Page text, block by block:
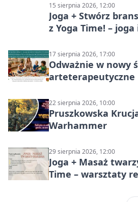
15 sierpnia 2026, 12:00
Joga + Stwórz
z Yoga Time! –
17 sierpnia 2026, 17:00
Odważnie w nowy
arteterapeutyczne
22 sierpnia 2026, 10:00
Pruszkowska
Warhammer
29 sierpnia 2026, 12:00
Joga + Masaż
Time – warsztaty